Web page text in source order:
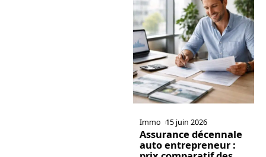
Immo 15 juin 2026
Assurance décennale
auto entrepreneur :